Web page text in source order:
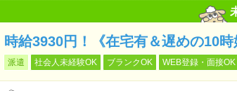
時給3930円！《在宅有＆遅めの10
派遣 社会人未経験OK ブランクOK WEB登録・面接OK